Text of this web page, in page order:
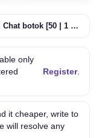
Kick AI Chat botok [50 | 1 hét | Automatikus Nyelvfelismerés | 0-15 / M | Egyéni Intervallum]
only
Register.
it cheaper, write to
will resolve any